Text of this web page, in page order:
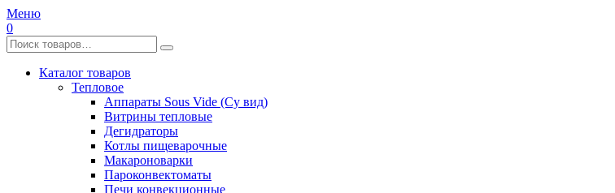
Меню
0
Каталог товаров
Тепловое
Аппараты Sous Vide (Су вид)
Витрины тепловые
Дегидраторы
Котлы пищеварочные
Макароноварки
Пароконвектоматы
Печи конвекционные